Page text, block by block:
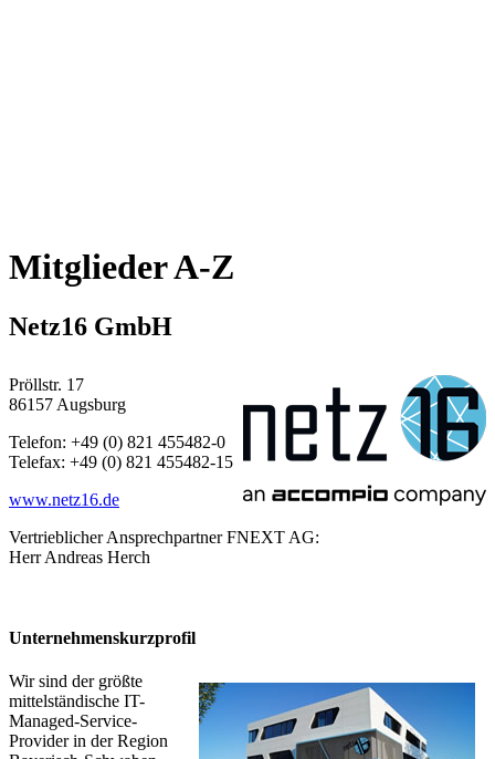
Mitglieder A-Z
Netz16 GmbH
Pröllstr. 17
86157 Augsburg
Telefon: +49 (0) 821 455482-0
Telefax: +49 (0) 821 455482-15
www.netz16.de
Vertrieblicher Ansprechpartner FNEXT AG:
Herr Andreas Herch
Unternehmenskurzprofil
Wir sind der größte
mittelständische IT-
Managed-Service-
Provider in der Region